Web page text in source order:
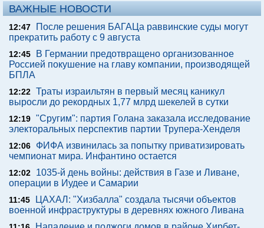
ВАЖНЫЕ НОВОСТИ
12:47
После решения БАГАЦа раввинские суды могут
прекратить работу с 9 августа
12:45
В Германии предотвращено организованное
Россией покушение на главу компании, производящей
БПЛА
12:22 Траты израильтян в первый месяц каникул
выросли до рекордных 1,77 млрд шекелей в сутки
12:19 "Сругим": партия Голана заказала исследование
электоральных перспектив партии Трупера-Хенделя
12:06
ФИФА извинилась за попытку приватизировать
чемпионат мира. Инфантино остается
12:02
1035-й день войны: действия в Газе и Ливане,
операции в Иудее и Самарии
11:45
ЦАХАЛ: "Хизбалла" создала тысячи объектов
военной инфраструктуры в деревнях южного Ливана